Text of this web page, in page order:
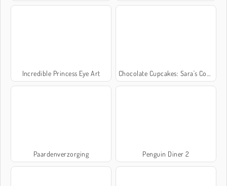
Incredible Princess Eye Art Chocolate Cupcakes: Sara's Cooking Class
Paardenverzorging Penguin Diner 2